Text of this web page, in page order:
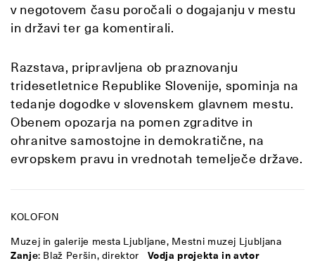
v negotovem času poročali o dogajanju v mestu
in državi ter ga komentirali.
Razstava, pripravljena ob praznovanju
tridesetletnice Republike Slovenije, spominja na
tedanje dogodke v slovenskem glavnem mestu.
Obenem opozarja na pomen zgraditve in
ohranitve samostojne in demokratične, na
evropskem pravu in vrednotah temelječe države.
KOLOFON
Muzej in galerije mesta Ljubljane, Mestni muzej Ljubljana
Zanje: Blaž Peršin, direktor
Vodja projekta in avtor